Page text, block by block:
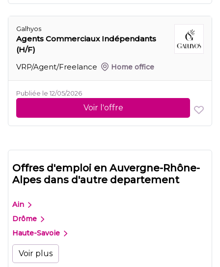
Galhyos
Agents Commerciaux Indépendants
(H/F)
VRP/Agent/Freelance
Home office
Publiée le 12/05/2026
Voir l'offre
Offres d'emploi en Auvergne-Rhône-
Alpes dans d'autre departement
Ain
Drôme
Haute-Savoie
Voir plus